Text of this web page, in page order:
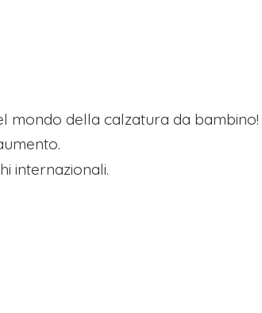
mondo della calzatura da bambino!
internazionali.